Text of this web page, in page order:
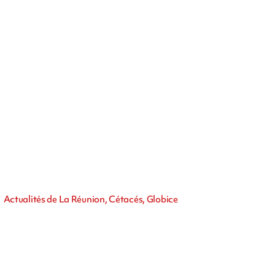
Actualités de La Réunion, Cétacés, Globice